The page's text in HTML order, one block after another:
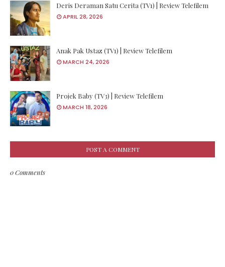
Deris Deraman Satu Cerita (TV1) | Review Telefilem
APRIL 28, 2026
Anak Pak Ustaz (TV1) | Review Telefilem
MARCH 24, 2026
Projek Baby (TV3) | Review Telefilem
MARCH 18, 2026
POST A COMMENT
0 Comments